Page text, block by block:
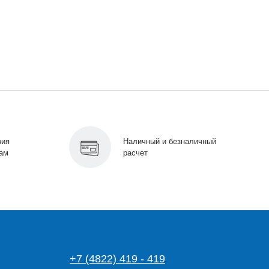
Наличный и безналичный
расчет
+7 (4822) 419 - 419